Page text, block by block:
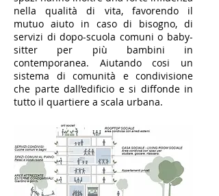
nella qualità di vita, favorendo il
mutuo aiuto in caso di bisogno, di
servizi di dopo-scuola comuni o baby-
sitter per più bambini in
contemporanea. Aiutando cosi un
sistema di comunità e condivisione
che parte dall’edificio e si diffonde in
tutto il quartiere a scala urbana.